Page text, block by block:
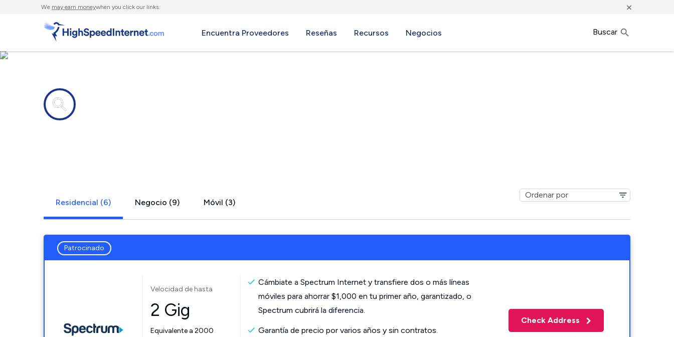
We may earn moneywhen you click our links. ×
Encuentra Proveedores Reseñas Recursos Negocios Buscar
Residencial (6) Negocio (9) Móvil (3)
Patrocinado
Velocidad de hasta
2 Gig
Equivalente a 2000
Cámbiate a Spectrum Internet y transfiere dos o más líneas
móviles para ahorrar $1,000 en tu primer año, garantizado, o
Spectrum cubrirá la diferencia.
Garantía de precio por varios años y sin contratos.
Check Address